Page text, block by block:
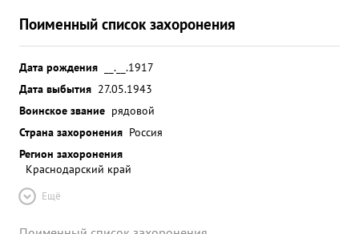
Поименный список захоронения
Дата рождения
__.__.1917
Дата выбытия 27.05.1943
Воинское звание рядовой
Страна захоронения Россия
Регион захоронения
Краснодарский край
Ещё